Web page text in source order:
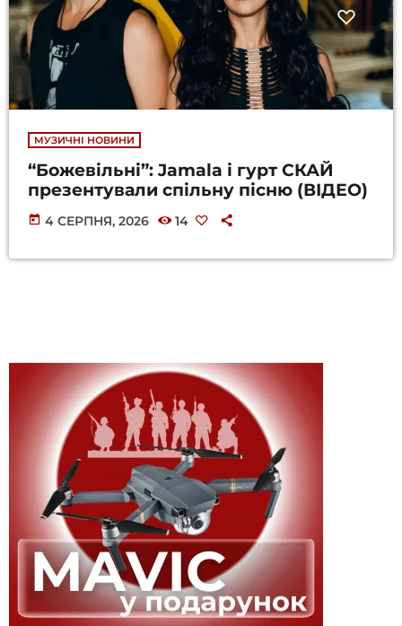
МУЗИЧНІ НОВИНИ
“Божевільні”: Jamala і гурт СКАЙ
презентували спільну пісню (ВІДЕО)
today 4 СЕРПНЯ, 2026 14